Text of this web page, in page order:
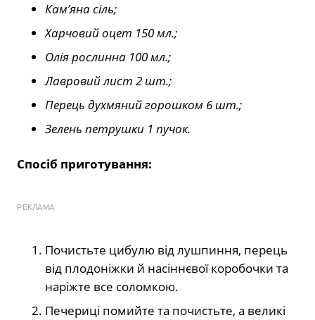
Кам’яна сіль;
Харчовий оцет 150 мл.;
Олія рослинна 100 мл.;
Лавровий лист 2 шт.;
Перець духмяний горошком 6 шт.;
Зелень петрушки 1 пучок.
Спосіб приготування:
РЕКЛАМА
Почистьте цибулю від лушпиння, перець
від плодоніжки й насіннєвої коробочки та
наріжте все соломкою.
Печериці помийте та почистьте, а великі